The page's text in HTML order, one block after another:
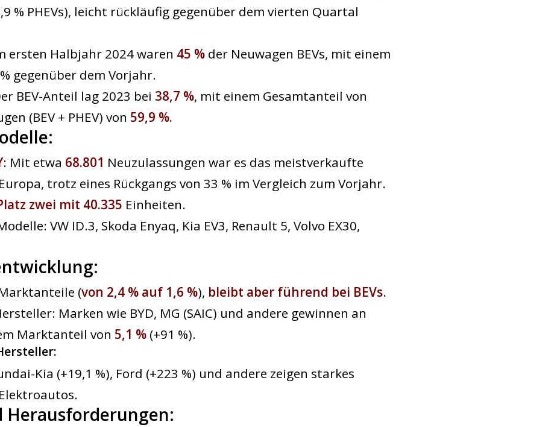
% PHEVs), leicht rückläufig gegenüber dem vierten Quartal
ersten Halbjahr 2024 waren 45 % der Neuwagen BEVs, mit einem
gegenüber dem Vorjahr.
BEV-Anteil lag 2023 bei 38,7 %, mit einem Gesamtanteil von
(BEV + PHEV) von 59,9 %.
: Mit etwa 68.801 Neuzulassungen war es das meistverkaufte
trotz eines Rückgangs von 33 % im Vergleich zum Vorjahr.
zwei mit ​​40.335 Einheiten.
VW ID.3, Skoda Enyaq, Kia EV3, Renault 5, Volvo EX30,
(von 2,4 % auf 1,6 %), bleibt aber führend bei BEVs.
Marken wie BYD, MG (SAIC) und andere gewinnen an
Marktanteil von 5,1 % (+91 %).
:
Kia (+19,1 %), Ford (+223 %) und andere zeigen starkes
Herausforderungen: